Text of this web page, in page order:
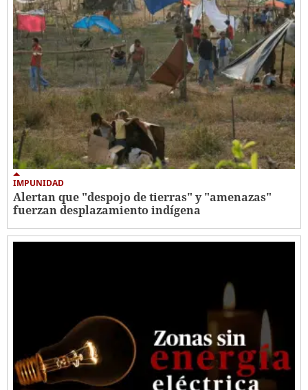
IMPUNIDAD
Alertan que "despojo de tierras" y "amenazas"
fuerzan desplazamiento indígena